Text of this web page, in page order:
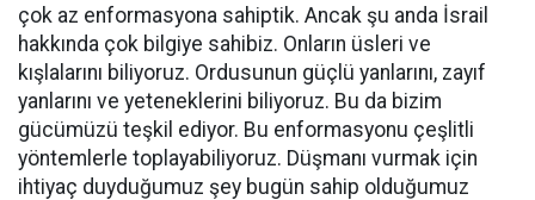
çok az enformasyona sahiptik. Ancak şu anda İsrail
hakkında çok bilgiye sahibiz. Onların üsleri ve
kışlalarını biliyoruz. Ordusunun güçlü yanlarını, zayıf
yanlarını ve yeteneklerini biliyoruz. Bu da bizim
gücümüzü teşkil ediyor. Bu enformasyonu çeşlitli
yöntemlerle toplayabiliyoruz. Düşmanı vurmak için
ihtiyaç duyduğumuz şey bugün sahip olduğumuz